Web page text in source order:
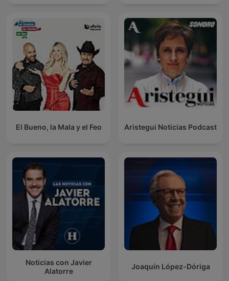
El Bueno, la Mala y el Feo Aristegui Noticias Podcast
Noticias con Javier
Alatorre
Joaquín López-Dóriga